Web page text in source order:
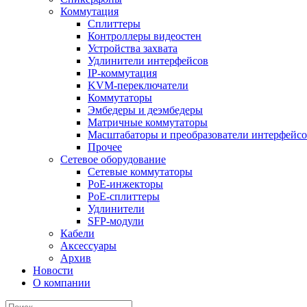
Коммутация
Сплиттеры
Контроллеры видеостен
Устройства захвата
Удлинители интерфейсов
IP-коммутация
KVM-переключатели
Коммутаторы
Эмбедеры и деэмбедеры
Матричные коммутаторы
Масштабаторы и преобразователи
Прочее
Сетевое оборудование
Сетевые коммутаторы
PoE-инжекторы
PoE-сплиттеры
Удлинители
SFP-модули
Кабели
Аксессуары
Архив
Новости
О компании